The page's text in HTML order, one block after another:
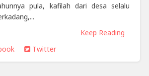
pula, kafilah dari desa selalu
Keep Reading
Twitter